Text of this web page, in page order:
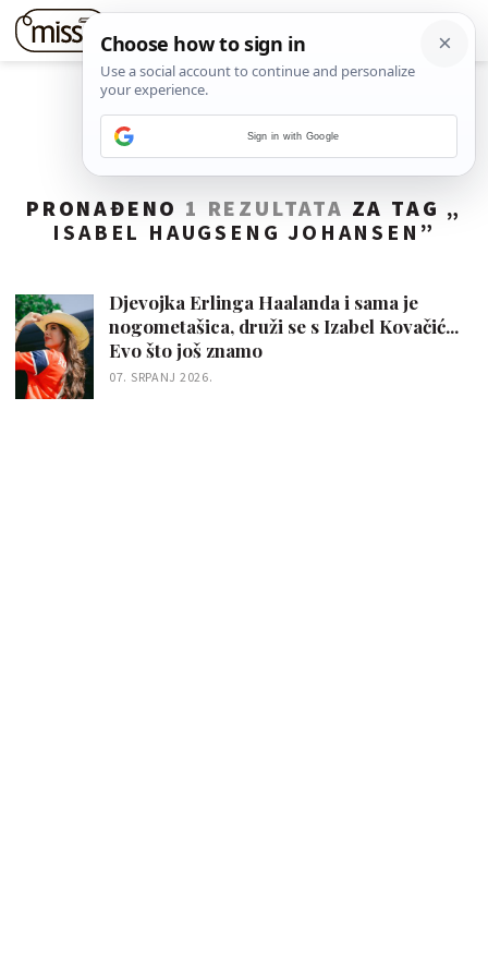
PRONAĐENO 1 REZULTATA ZA TAG „
ISABEL HAUGSENG JOHANSEN ”
Djevojka Erlinga Haalanda i sama je
nogometašica, druži se s Izabel Kovačić...
Evo što još znamo
07. SRPANJ 2026.
Sign in with Google